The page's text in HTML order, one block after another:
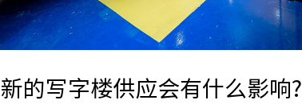
新的写字楼供应会有什么影响?